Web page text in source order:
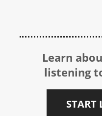
Learn
listening
START